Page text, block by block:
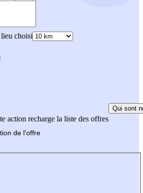
choisi
action recharge la liste des offres
Qui sont
de l'offre